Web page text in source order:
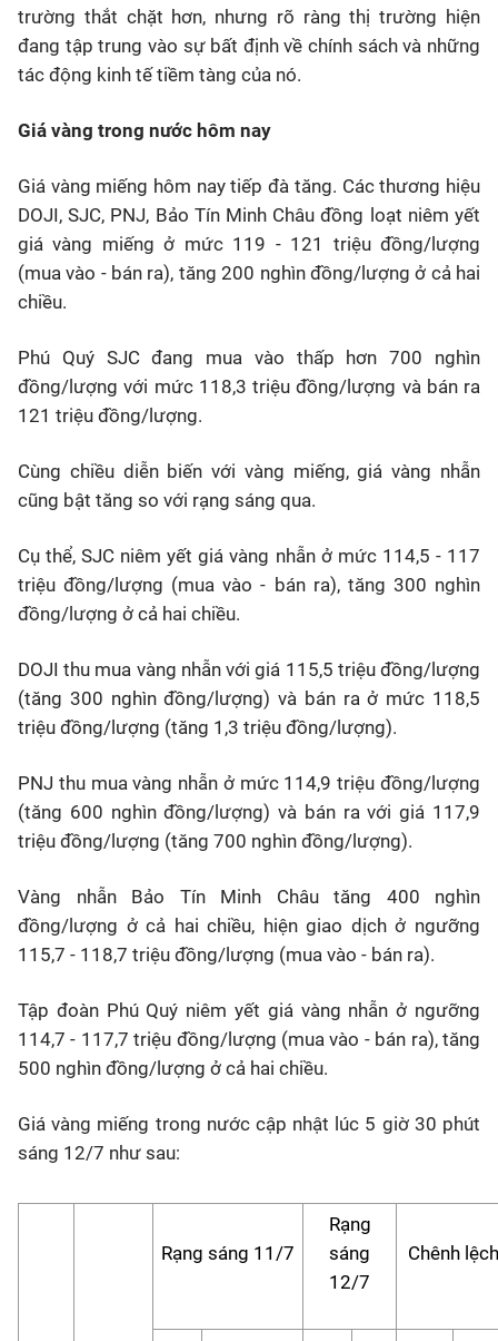
trường thắt chặt hơn, nhưng rõ ràng thị trường hiện
đang tập trung vào sự bất định về chính sách và những
tác động kinh tế tiềm tàng của nó.
Giá vàng trong nước hôm nay
Giá vàng miếng hôm nay tiếp đà tăng. Các thương hiệu
DOJI, SJC, PNJ, Bảo Tín Minh Châu đồng loạt niêm yết
giá vàng miếng ở mức 119 - 121 triệu đồng/lượng
(mua vào - bán ra), tăng 200 nghìn đồng/lượng ở cả hai
chiều.
Phú Quý SJC đang mua vào thấp hơn 700 nghìn
đồng/lượng với mức 118,3 triệu đồng/lượng và bán ra
121 triệu đồng/lượng.
Cùng chiều diễn biến với vàng miếng, giá vàng nhẫn
cũng bật tăng so với rạng sáng qua.
Cụ thể, SJC niêm yết giá vàng nhẫn ở mức 114,5 - 117
triệu đồng/lượng (mua vào - bán ra), tăng 300 nghìn
đồng/lượng ở cả hai chiều.
DOJI thu mua vàng nhẫn với giá 115,5 triệu đồng/lượng
(tăng 300 nghìn đồng/lượng) và bán ra ở mức 118,5
triệu đồng/lượng (tăng 1,3 triệu đồng/lượng).
PNJ thu mua vàng nhẫn ở mức 114,9 triệu đồng/lượng
(tăng 600 nghìn đồng/lượng) và bán ra với giá 117,9
triệu đồng/lượng (tăng 700 nghìn đồng/lượng).
Vàng nhẫn Bảo Tín Minh Châu tăng 400 nghìn
đồng/lượng ở cả hai chiều, hiện giao dịch ở ngưỡng
115,7 - 118,7 triệu đồng/lượng (mua vào - bán ra).
Tập đoàn Phú Quý niêm yết giá vàng nhẫn ở ngưỡng
114,7 - 117,7 triệu đồng/lượng (mua vào - bán ra), tăng
500 nghìn đồng/lượng ở cả hai chiều.
Giá vàng miếng trong nước cập nhật lúc 5 giờ 30 phút
sáng 12/7 như sau:
Rạng sáng 11/7
Rạng
sáng
12/7
Chênh lệch